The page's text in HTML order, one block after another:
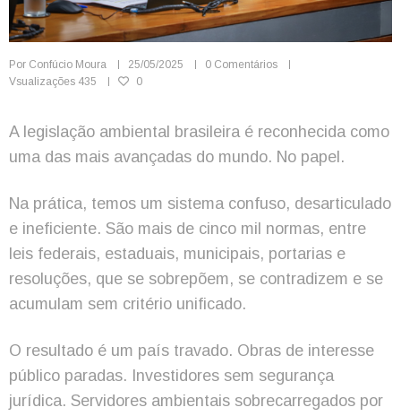
Por Confúcio Moura 25/05/2025
0 Comentários
Vsualizações 435 0
A legislação ambiental brasileira é reconhecida como
uma das mais avançadas do mundo. No papel.
Na prática, temos um sistema confuso, desarticulado
e ineficiente. São mais de cinco mil normas, entre
leis federais, estaduais, municipais, portarias e
resoluções, que se sobrepõem, se contradizem e se
acumulam sem critério unificado.
O resultado é um país travado. Obras de interesse
público paradas. Investidores sem segurança
jurídica. Servidores ambientais sobrecarregados por